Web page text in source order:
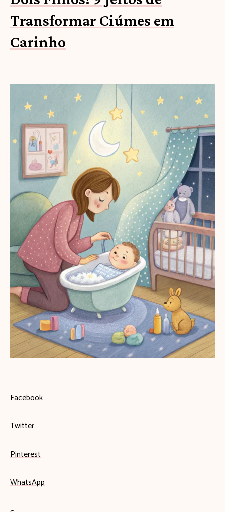
Transformar Ciúmes em
Carinho
Facebook
Twitter
Pinterest
WhatsApp